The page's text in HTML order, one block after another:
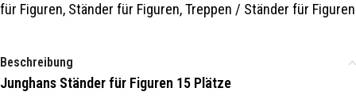
für Figuren, Ständer für Figuren,Treppen / Ständer für Figuren
Beschreibung
Junghans Ständer für Figuren 15 Plätze